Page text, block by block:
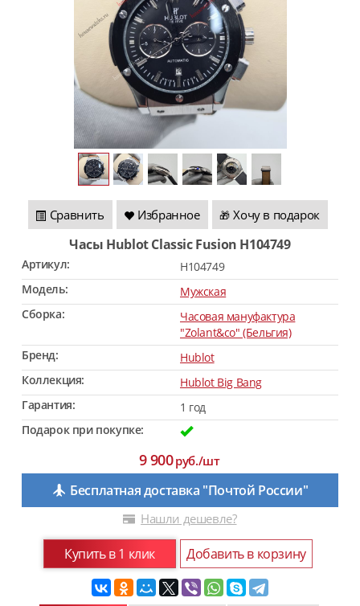
Сравнить Избранное 🎁 Хочу в подарок
Часы Hublot Classic Fusion H104749
Артикул:
H104749
Модель:
Мужская
Сборка:
Часовая мануфактура
"Zolant&co" (Бельгия)
Бренд:
Hublot
Коллекция:
Hublot Big Bang
Гарантия:
1 год
Подарок при покупке:
9 900руб./шт
Бесплатная доставка "Почтой России"
Нашли дешевле?
Купить в 1 клик Добавить в корзину